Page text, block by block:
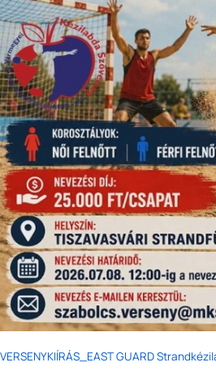
VERSENYKIÍRÁS_EAST GUARD